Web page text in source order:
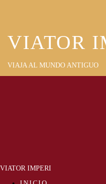
VIATOR
VIAJA AL MUNDO ANTIGUO
VIATOR IMPERI